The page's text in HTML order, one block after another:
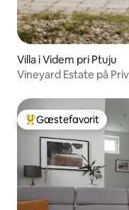
Villa i Videm pri Ptuju
Vineyard Estate på
Bedste gæstefavorit
Gæstefavorit